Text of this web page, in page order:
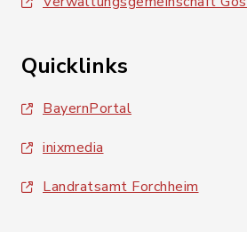
Quicklinks
BayernPortal
inixmedia
Landratsamt Forchheim